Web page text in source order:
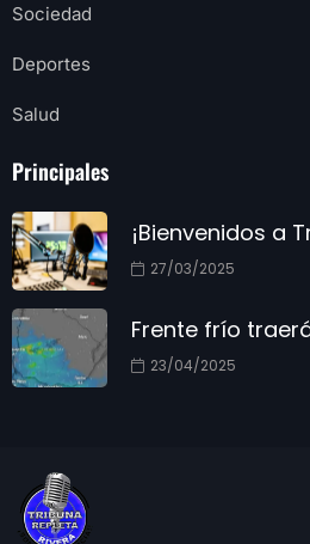
Sociedad
Deportes
Salud
Principales
¡Bienvenidos a
27/03/2025
Frente frío
23/04/2025